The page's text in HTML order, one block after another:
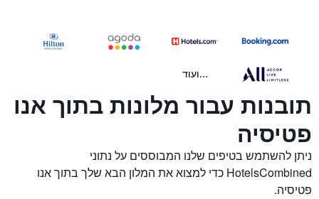
...ועוד
תובנות עבור מלונות בתוך אנו
פטיסיה
ניתן להשתמש בטיפים שלנו המבוססים על נתוני
HotelsCombined כדי למצוא את המלון הבא שלך בתוך אנו
פטיסיה.